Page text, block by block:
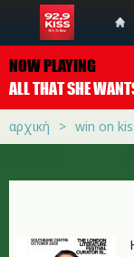
NOW PLAYING
ALL THAT SHE
αρχική win on